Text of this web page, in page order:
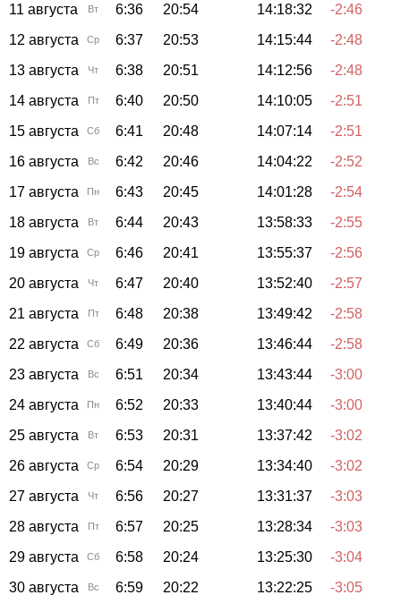
11 августа
Вт 6:36 20:54 14:18:32
-2:46
12 августа
Ср 6:37 20:53 14:15:44
-2:48
13 августа
Чт 6:38 20:51 14:12:56
-2:48
14 августа
Пт 6:40 20:50 14:10:05
-2:51
15 августа
Сб 6:41 20:48 14:07:14
-2:51
16 августа
Вс 6:42 20:46 14:04:22
-2:52
17 августа
Пн 6:43 20:45 14:01:28
-2:54
18 августа
Вт 6:44 20:43 13:58:33
-2:55
19 августа
Ср 6:46 20:41 13:55:37
-2:56
20 августа
Чт 6:47 20:40 13:52:40
-2:57
21 августа
Пт 6:48 20:38 13:49:42
-2:58
22 августа
Сб 6:49 20:36 13:46:44
-2:58
23 августа
Вс 6:51 20:34 13:43:44
-3:00
24 августа
Пн 6:52 20:33 13:40:44
-3:00
25 августа
Вт 6:53 20:31 13:37:42
-3:02
26 августа
Ср 6:54 20:29 13:34:40
-3:02
27 августа
Чт 6:56 20:27 13:31:37
-3:03
28 августа
Пт 6:57 20:25 13:28:34
-3:03
29 августа
Сб 6:58 20:24 13:25:30
-3:04
30 августа
Вс 6:59 20:22 13:22:25 -3:05